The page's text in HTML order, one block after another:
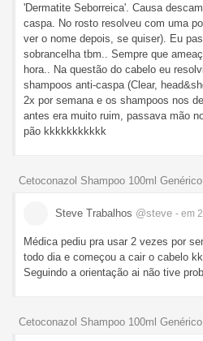
'Dermatite Seborreica'. Causa
caspa. No rosto resolveu com uma
ver o nome depois, se quiser). Eu
sobrancelha tbm.. Sempre que
hora.. Na questão do cabelo eu
shampoos anti-caspa (Clear,
2x por semana e os shampoos nos
antes era muito ruim, passava mão
pão kkkkkkkkkkk
Cetoconazol Shampoo 100ml
Steve Trabalhos @steve - em
Médica pediu pra usar 2 vezes por
todo dia e começou a cair o cabelo
Seguindo a orientação ai não tive
Cetoconazol Shampoo 100ml